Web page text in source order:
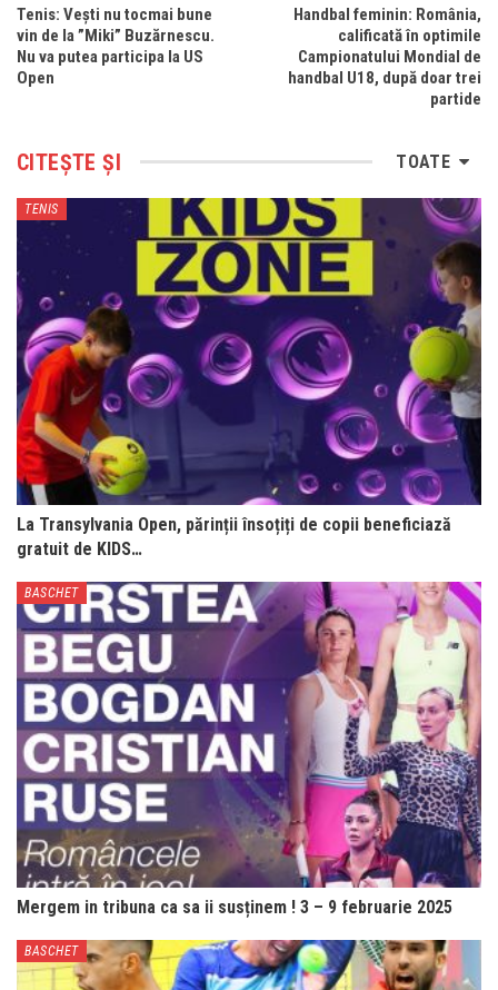
Tenis: Vești nu tocmai bune
vin de la ”Miki” Buzărnescu.
Nu va putea participa la US
Open
Handbal feminin: România,
calificată în optimile
Campionatului Mondial de
handbal U18, după doar trei
partide
TOATE
CITEȘTE ȘI
TENIS
La Transylvania Open, părinții însoțiți de copii beneficiază
gratuit de KIDS…
BASCHET
Mergem in tribuna ca sa ii susținem ! 3 – 9 februarie 2025
BASCHET